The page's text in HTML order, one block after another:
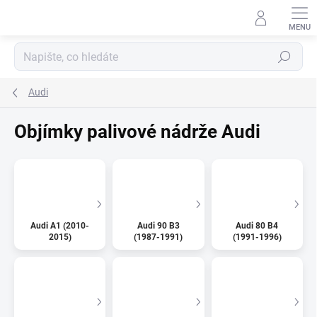
Hledat
Audi
Objímky palivové nádrže Audi
Audi A1 (2010-
2015)
Audi 90 B3
(1987-1991)
Audi 80 B4
(1991-1996)